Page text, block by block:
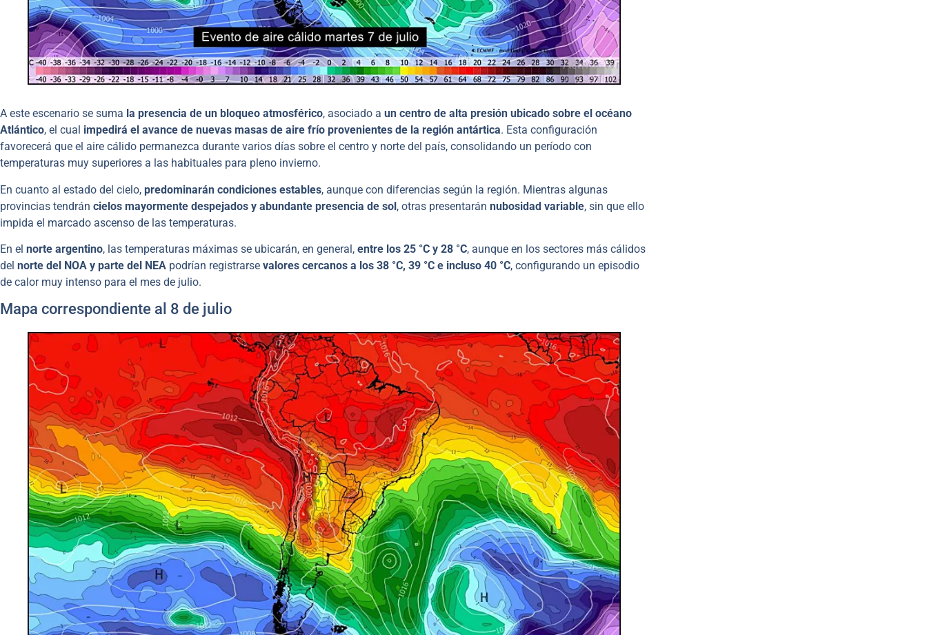
A este escenario se suma la presencia de un bloqueo atmosférico, asociado a un centro de alta presión ubicado sobre el océano
Atlántico, el cual impedirá el avance de nuevas masas de aire frío provenientes de la región antártica. Esta configuración
favorecerá que el aire cálido permanezca durante varios días sobre el centro y norte del país, consolidando un período con
temperaturas muy superiores a las habituales para pleno invierno.
En cuanto al estado del cielo, predominarán condiciones estables, aunque con diferencias según la región. Mientras algunas
provincias tendrán cielos mayormente despejados y abundante presencia de sol, otras presentarán nubosidad variable, sin que ello
impida el marcado ascenso de las temperaturas.
En el norte argentino, las temperaturas máximas se ubicarán, en general, entre los 25 °C y 28 °C, aunque en los sectores más cálidos
del norte del NOA y parte del NEA podrían registrarse valores cercanos a los 38 °C, 39 °C e incluso 40 °C, configurando un episodio
de calor muy intenso para el mes de julio.
Mapa correspondiente al 8 de julio